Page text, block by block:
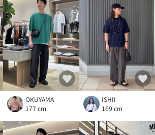
OKUYAMA
177 cm
ISHII
169 cm